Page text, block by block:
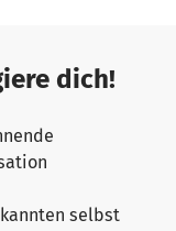
dich!
selbst